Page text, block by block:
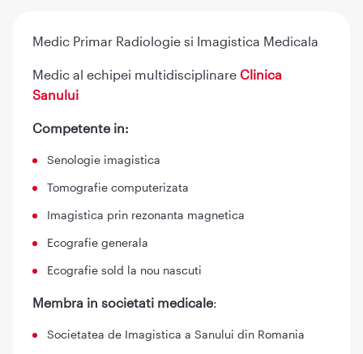
Medic Primar Radiologie si Imagistica Medicala
Medic al echipei multidisciplinare Clinica
Sanului
Competente in:
Senologie imagistica
Tomografie computerizata
Imagistica prin rezonanta magnetica
Ecografie generala
Ecografie sold la nou nascuti
Membra in societati medicale:
Societatea de Imagistica a Sanului din Romania